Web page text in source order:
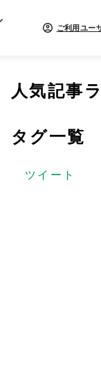
ご利用ユー
人気記事
タグ一覧
ツイート